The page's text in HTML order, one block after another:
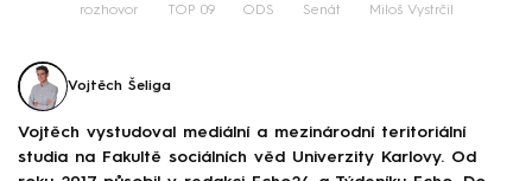
rozhovor TOP 09 ODS Senát Miloš Vystrčil
Vojtěch Šeliga
Vojtěch vystudoval mediální a mezinárodní teritoriální
studia na Fakultě sociálních věd Univerzity Karlovy. Od